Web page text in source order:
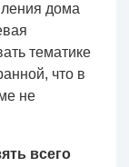
дома
тематике
что в
не
всего